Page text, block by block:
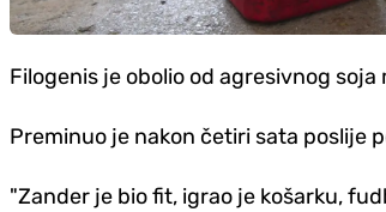
Filogenis je obolio od agresivnog
Preminuo je nakon četiri sata poslije
"Zander je bio fit, igrao je košarku,